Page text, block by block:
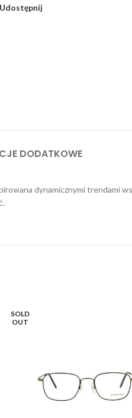
Udostępnij
DODATKOWE
dynamicznymi trendami
SOLD
OUT